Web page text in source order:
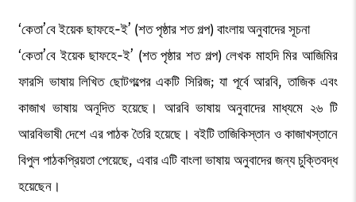
‘কেতা’বে ইয়েক ছাফহে-ই’ (শত পৃষ্ঠার শত গল্প) বাংলায় অনুবাদের সূচনা
‘কেতা’বে ইয়েক ছাফহে-ই’ (শত পৃষ্ঠার শত গল্প) লেখক মাহদি মির আজিমির
ফারসি ভাষায় লিখিত ছোটগল্পের একটি সিরিজ; যা পূর্বে আরবি, তাজিক এবং
কাজাখ ভাষায় অনূদিত হয়েছে। আরবি ভাষায় অনুবাদের মাধ্যমে ২৬ টি
আরবিভাষী দেশে এর পাঠক তৈরি হয়েছে। বইটি তাজিকিস্তান ও কাজাখস্তানে
বিপুল পাঠকপ্রিয়তা পেয়েছে, এবার এটি বাংলা ভাষায় অনুবাদের জন্য চুক্তিবদ্ধ
হয়েছেন।